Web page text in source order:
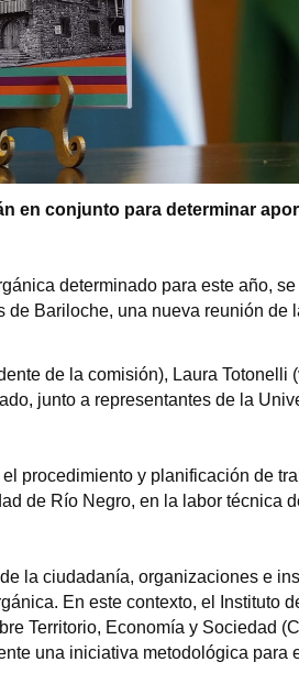
en conjunto para determinar
determinado para este año,
Bariloche, una nueva reunión de
de la comisión), Laura Totonelli
junto a representantes de la
procedimiento y planificación de
de Río Negro, en la labor técnica
la ciudadanía, organizaciones e
En este contexto, el Instituto
Territorio, Economía y Sociedad
una iniciativa metodológica para